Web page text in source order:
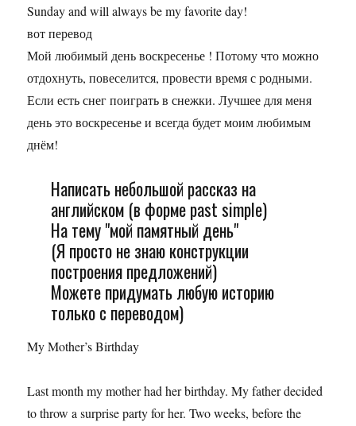
Sunday and will always be my favorite day!
вот перевод
Мой любимый день воскресенье ! Потому что можно
отдохнуть, повеселится, провести время с родными.
Если есть снег поиграть в снежки. Лучшее для меня
день это воскресенье и всегда будет моим любимым
днём!
Написать небольшой рассказ на
английском (в форме past simple)
На тему "мой памятный день"
(Я просто не знаю конструкции
построения предложений)
Можете придумать любую историю
только с переводом)
My Mother’s Birthday
Last month my mother had her birthday. My father decided
to throw a surprise party for her. Two weeks, before the